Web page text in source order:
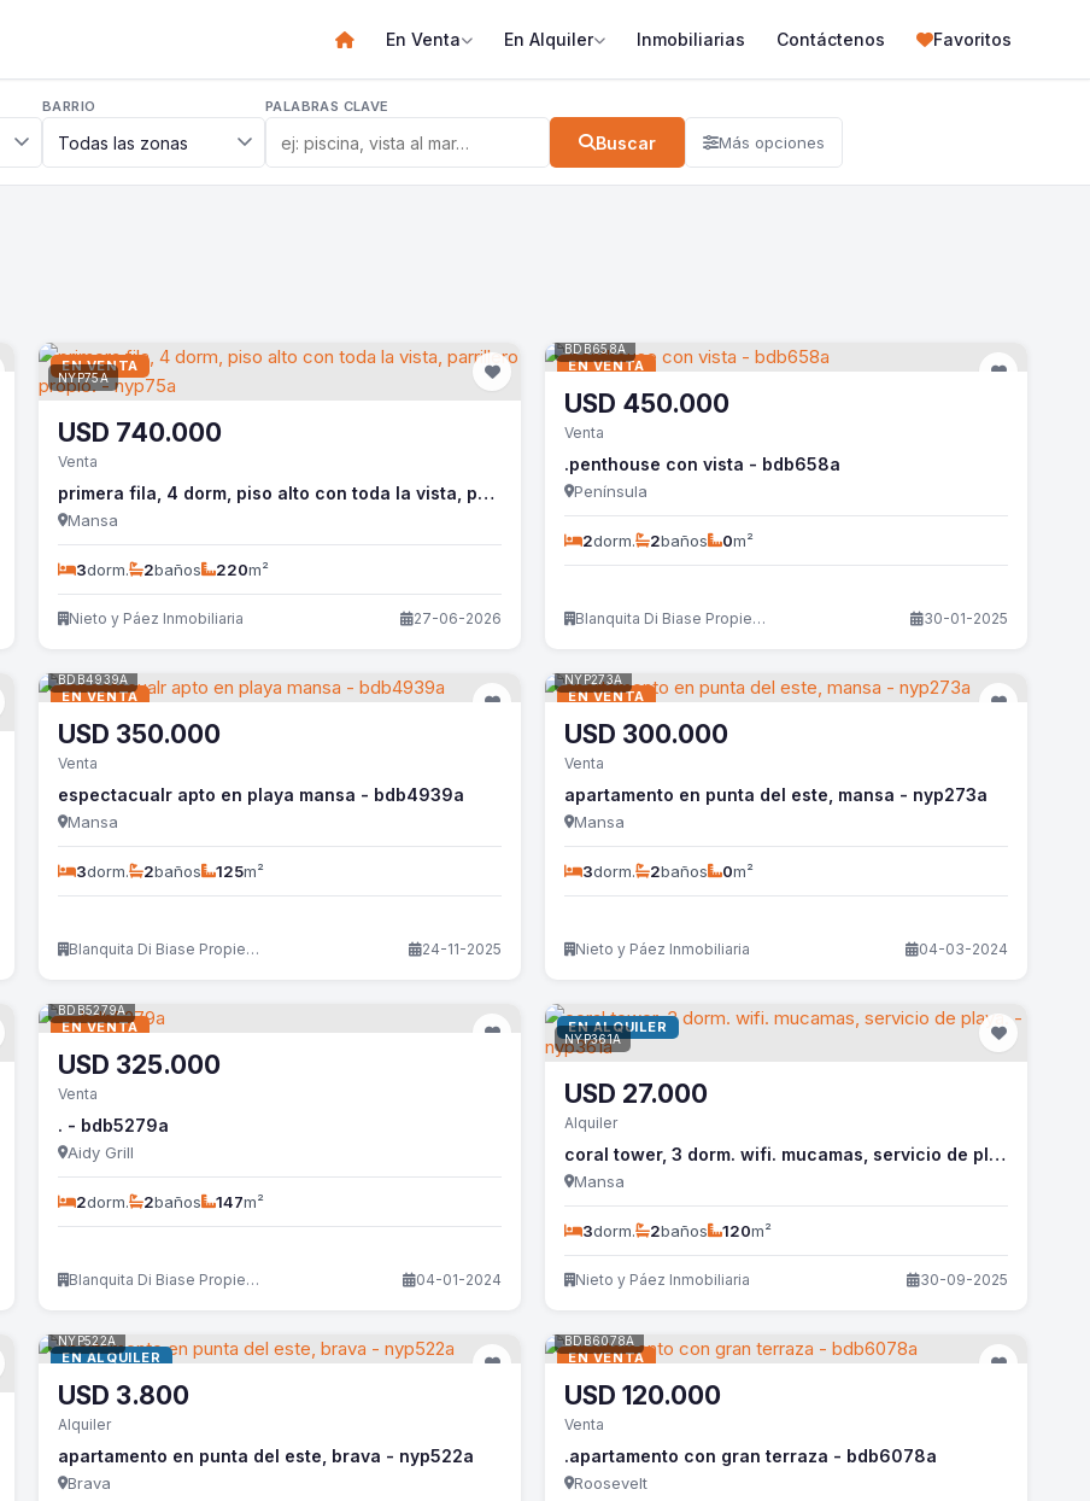
En Venta En Alquiler Inmobiliarias Contáctenos Favoritos
BARRIO PALABRAS CLAVE
Buscar Más opciones
EN VENTA
NYP75A
USD 740.000
Venta
primera fila, 4 dorm, piso alto con toda la vista, parrillero propio. - nyp75a
Mansa
3dorm. 2baños 220m²
Nieto y Páez Inmobiliaria 27-06-2026
EN VENTA
BDB658A
USD 450.000
Venta
.penthouse con vista - bdb658a
Península
2dorm. 2baños 0m²
Blanquita Di Biase Propiedades 30-01-2025
EN VENTA
BDB4939A
USD 350.000
Venta
espectacualr apto en playa mansa - bdb4939a
Mansa
3dorm. 2baños 125m²
Blanquita Di Biase Propiedades 24-11-2025
EN VENTA
NYP273A
USD 300.000
Venta
apartamento en punta del este, mansa - nyp273a
Mansa
3dorm. 2baños 0m²
Nieto y Páez Inmobiliaria 04-03-2024
EN VENTA
BDB5279A
USD 325.000
Venta
. - bdb5279a
Aidy Grill
2dorm. 2baños 147m²
Blanquita Di Biase Propiedades 04-01-2024
EN ALQUILER
NYP361A
USD 27.000
Alquiler
coral tower, 3 dorm. wifi. mucamas, servicio de playa. - nyp361a
Mansa
3dorm. 2baños 120m²
Nieto y Páez Inmobiliaria 30-09-2025
EN ALQUILER
NYP522A
USD 3.800
Alquiler
apartamento en punta del este, brava - nyp522a
Brava
EN VENTA
BDB6078A
USD 120.000
Venta
.apartamento con gran terraza - bdb6078a
Roosevelt